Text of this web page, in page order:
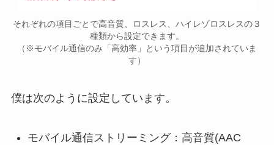
それぞれの項目ごとで高音質、ロスレス、ハイレゾロスレスの３
種類から設定できます。
（※モバイル通信のみ「高効率」という項目が追加されていま
す）
僕は次のように設定しています。
モバイル通信ストリーミング：高音質(AAC